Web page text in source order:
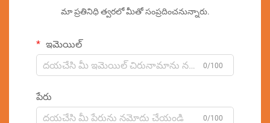
మా ప్రతినిధి త్వరలో మీతో సంప్రదించనున్నారు.
ఇమెయిల్
0/100
పేరు
0/100